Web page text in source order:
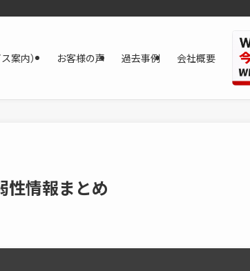
案内） お客様の声 過去事例 会社概要
性情報まとめ